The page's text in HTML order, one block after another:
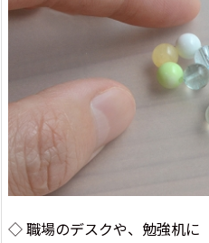
◇ 職場のデスクや、勉強机に